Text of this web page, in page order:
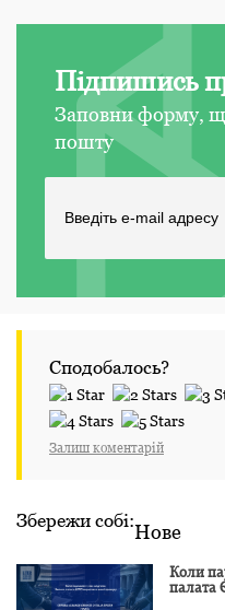
Підпишись
Заповни форму,
пошту
Сподобалось?
Залиш коментарій
Збережи собі:Нове
Коли
палата